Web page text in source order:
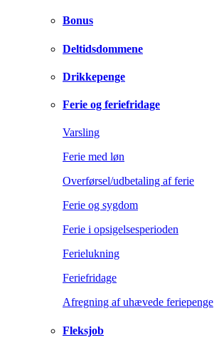
Bonus
Deltidsdommene
Drikkepenge
Ferie og feriefridage
Varsling
Ferie med løn
Overførsel/udbetaling af ferie
Ferie og sygdom
Ferie i opsigelsesperioden
Ferielukning
Feriefridage
Afregning af uhævede feriepenge
Fleksjob